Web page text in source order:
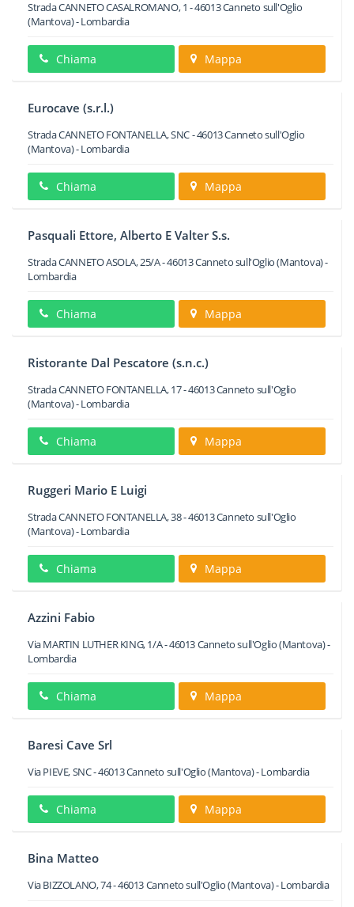
Strada CANNETO CASALROMANO, 1 -46013Canneto sull'Oglio
(Mantova) -Lombardia
Chiama Mappa
Eurocave (s.r.l.)
Strada CANNETO FONTANELLA, SNC-46013Canneto sull'Oglio
(Mantova) -Lombardia
Chiama Mappa
Pasquali Ettore, Alberto E Valter S.s.
Strada CANNETO ASOLA, 25/A-46013Canneto sull'Oglio(Mantova) -
Lombardia
Chiama Mappa
Ristorante Dal Pescatore (s.n.c.)
Strada CANNETO FONTANELLA, 17-46013Canneto sull'Oglio
(Mantova) -Lombardia
Chiama Mappa
Ruggeri Mario E Luigi
Strada CANNETO FONTANELLA, 38-46013Canneto sull'Oglio
(Mantova) -Lombardia
Chiama Mappa
Azzini Fabio
Via MARTIN LUTHER KING, 1/A-46013Canneto sull'Oglio(Mantova) -
Lombardia
Chiama Mappa
Baresi Cave Srl
Via PIEVE, SNC-46013Canneto sull'Oglio(Mantova) -Lombardia
Chiama Mappa
Bina Matteo
Via BIZZOLANO, 74-46013Canneto sull'Oglio(Mantova) -Lombardia